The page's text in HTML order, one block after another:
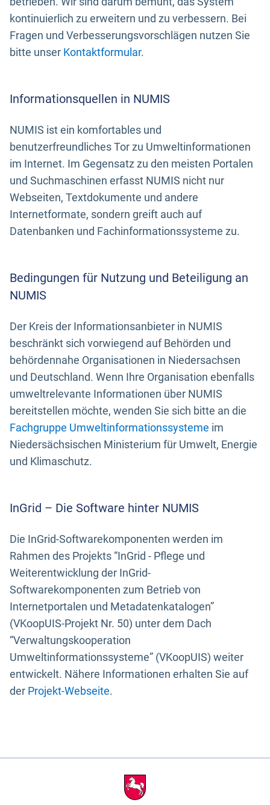
kontinuierlich zu erweitern und zu verbessern. Bei
Fragen und Verbesserungsvorschlägen nutzen Sie
bitte unser Kontaktformular.
Informationsquellen in NUMIS
NUMIS ist ein komfortables und
benutzerfreundliches Tor zu Umweltinformationen
im Internet. Im Gegensatz zu den meisten Portalen
und Suchmaschinen erfasst NUMIS nicht nur
Webseiten, Textdokumente und andere
Internetformate, sondern greift auch auf
Datenbanken und Fachinformationssysteme zu.
Bedingungen für Nutzung und Beteiligung an
NUMIS
Der Kreis der Informationsanbieter in NUMIS
beschränkt sich vorwiegend auf Behörden und
behördennahe Organisationen in Niedersachsen
und Deutschland. Wenn Ihre Organisation ebenfalls
umweltrelevante Informationen über NUMIS
bereitstellen möchte, wenden Sie sich bitte an die
Fachgruppe Umweltinformationssysteme im
Niedersächsischen Ministerium für Umwelt, Energie
und Klimaschutz.
InGrid – Die Software hinter NUMIS
Die InGrid-Softwarekomponenten werden im
Rahmen des Projekts “InGrid - Pflege und
Weiterentwicklung der InGrid-
Softwarekomponenten zum Betrieb von
Internetportalen und Metadatenkatalogen”
(VKoopUIS-Projekt Nr. 50) unter dem Dach
“Verwaltungskooperation
Umweltinformationssysteme” (VKoopUIS) weiter
entwickelt. Nähere Informationen erhalten Sie auf
der Projekt-Webseite.